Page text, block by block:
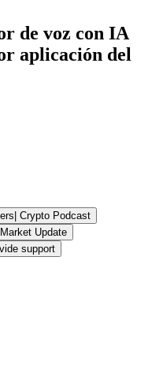
de voz con IA
aplicación del
| Crypto Podcast
Market Update
support